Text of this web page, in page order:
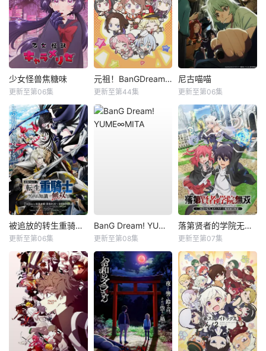
少女怪兽焦糖味
更新至第06集
元祖！BanGDream酱
更新至第44集
尼古喵喵
更新至第06集
被追放的转生重骑士用游戏知识开无双
更新至第06集
BanG Dream! YUME∞MITA
更新至第08集
落第贤者的学院无双第二回转生，S等级作弊魔术师冒险记
更新至第07集